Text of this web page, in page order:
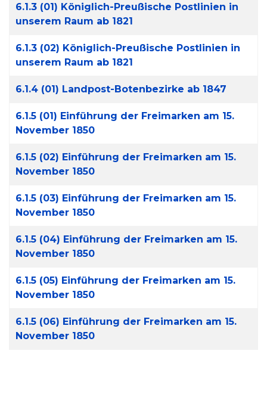
6.1.3 (01) Königlich-Preußische Postlinien in
unserem Raum ab 1821
6.1.3 (02) Königlich-Preußische Postlinien in
unserem Raum ab 1821
6.1.4 (01) Landpost-Botenbezirke ab 1847
6.1.5 (01) Einführung der Freimarken am 15.
November 1850
6.1.5 (02) Einführung der Freimarken am 15.
November 1850
6.1.5 (03) Einführung der Freimarken am 15.
November 1850
6.1.5 (04) Einführung der Freimarken am 15.
November 1850
6.1.5 (05) Einführung der Freimarken am 15.
November 1850
6.1.5 (06) Einführung der Freimarken am 15.
November 1850